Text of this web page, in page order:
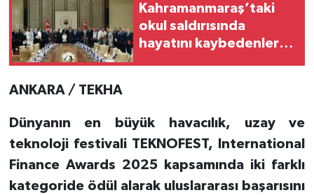
Kahramanmaraş’taki
okul saldırısında
hayatını kaybedenlerin
ANKARA / TEKHA
Dünyanın en büyük havacılık, uzay ve
teknoloji festivali TEKNOFEST, International
Finance Awards 2025 kapsamında iki farklı
kategoride ödül alarak uluslararası başarısını